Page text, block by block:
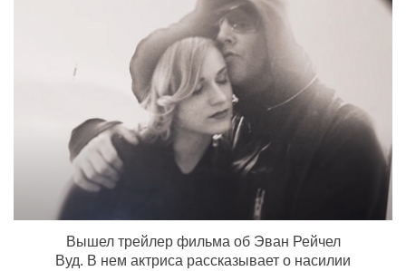
Вышел трейлер фильма об Эван Рейчел
Вуд. В нем актриса рассказывает о насилии